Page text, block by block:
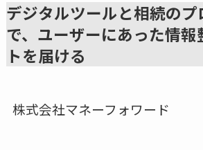
デジタルツールと相続の
で、ユーザーにあった情報
トを届ける
株式会社マネーフォワード